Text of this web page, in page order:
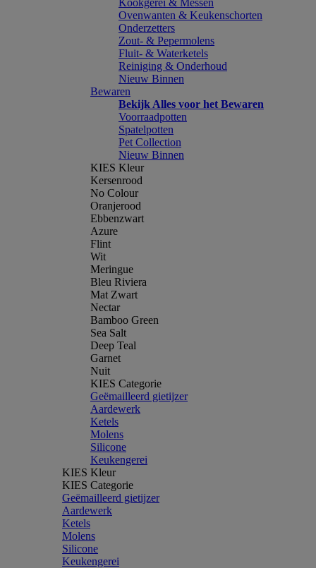
Kookgerei & Messen
Ovenwanten & Keukenschorten
Onderzetters
Zout- & Pepermolens
Fluit- & Waterketels
Reiniging & Onderhoud
Nieuw Binnen
Bewaren
Bekijk Alles voor het Bewaren
Voorraadpotten
Spatelpotten
Pet Collection
Nieuw Binnen
KIES Kleur
Kersenrood
No Colour
Oranjerood
Ebbenzwart
Azure
Flint
Wit
Meringue
Bleu Riviera
Mat Zwart
Nectar
Bamboo Green
Sea Salt
Deep Teal
Garnet
Nuit
KIES Categorie
Geëmailleerd gietijzer
Aardewerk
Ketels
Molens
Silicone
Keukengerei
KIES Kleur
KIES Categorie
Geëmailleerd gietijzer
Aardewerk
Ketels
Molens
Silicone
Keukengerei